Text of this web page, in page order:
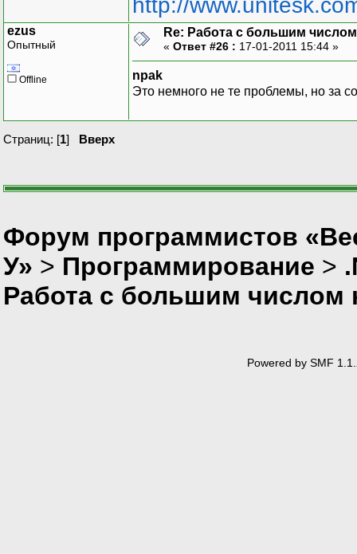
http://
ezus
Опытный
Offline
Re: Работа с большим
« Ответ #26 : 17-01-2011 15:44 »
npak
Это немного не те проблемы, но за
Страниц: [1] Вверх
Форум программистов
У» > Программирование >
Работа с большим числом
Powered by SMF